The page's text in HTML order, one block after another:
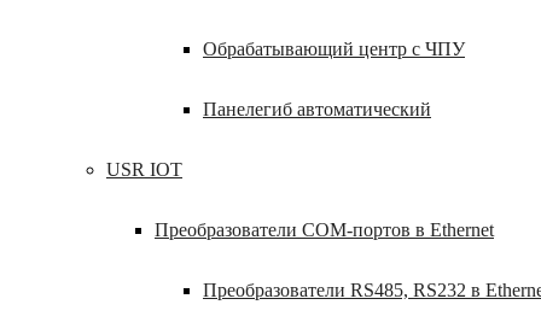
Обрабатывающий центр с ЧПУ
Панелегиб автоматический
USR IOT
Преобразователи COM-портов в Ethernet
Преобразователи RS485, RS232 в